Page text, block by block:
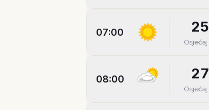
07:00 25
Osjećaj
08:00 27
Osjećaj